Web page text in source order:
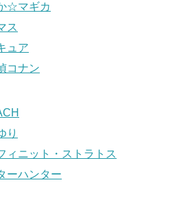
☆マギカ
ス
ュア
コナン
り
ィニット・ストラトス
ーハンター